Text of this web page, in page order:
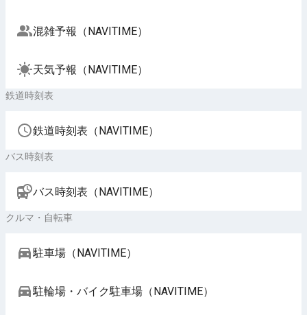
混雑予報（NAVITIME）
天気予報（NAVITIME）
鉄道時刻表
鉄道時刻表（NAVITIME）
バス時刻表
バス時刻表（NAVITIME）
クルマ・自転車
駐車場（NAVITIME）
駐輪場・バイク駐車場（NAVITIME）